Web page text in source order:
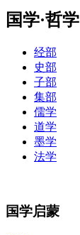
国学·哲学
经部
史部
子部
集部
儒学
道学
墨学
法学
国学启蒙